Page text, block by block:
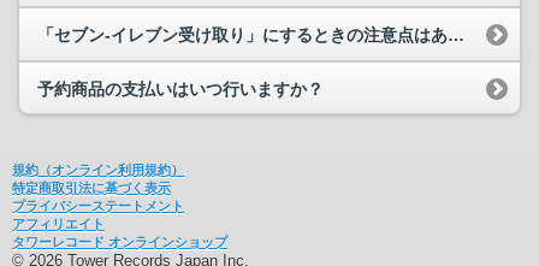
「セブン-イレブン受け取り」にするときの注意点はありますか？
予約商品の支払いはいつ行いますか？
規約（オンライン利用規約）
特定商取引法に基づく表示
プライバシーステートメント
アフィリエイト
タワーレコード オンラインショップ
© 2026 Tower Records Japan Inc.